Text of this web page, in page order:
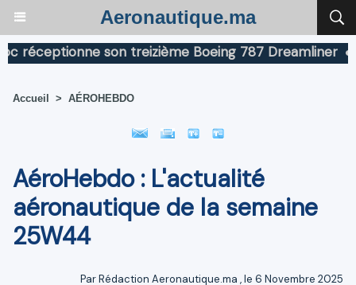
Aeronautique.ma
son treizième Boeing 787 Dreamliner Boeing
Accueil > AÉROHEBDO
AéroHebdo : L'actualité
aéronautique de la semaine
25W44
ParRédaction Aeronautique.ma , le 6 Novembre 2025